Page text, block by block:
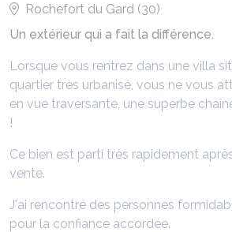
Rochefort du Gard (30)
Un extérieur qui a fait la différence.
Lorsque vous rentrez dans une villa
quartier très urbanisé, vous ne vous
en vue traversante, une superbe
!
Ce bien est parti très rapidement
vente.
J'ai rencontré des personnes
pour la confiance accordée.